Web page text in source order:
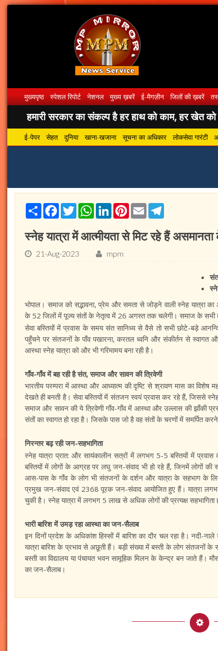
मुख्यपृष्ठ स्पेशल रिपोर्ट नेशनल मुख्य ख़बरें ई-मैगज़ीन जिलों की ख़बरें
हमारी सरकार का संकल्प है हर हाथ को काम, हर खेत को
ई-पेपर सेहत दुनिया खाना-खजाना सूचना का अधिकार लोकसेवा गारंटी
ShareFacebook
TwitterWhatsApp
LinkedInPinterest
Email
स्नेह यात्रा में आत्मीयता से मिट रहे हैं
21-Aug-2023 mpm
भोपाल। समाज को सद्भावना, प्रेम और समता से जोड़ने वाली स्नेह यात्रा
के 52 जिलों में पूज्य संतों के नेतृत्व में 26 अगस्त तक चलेगी। समाज के सभी
सेवा बस्तियों में प्रवास के समय संत सानिध्य से वैसे तो सभी छोटे-बड़े
पहुँचने पर संतजनों के पाँव पखारना, करतल ध्वनि और संकीर्तन से स्वागत
आस्था स्नेह यात्रा को और भी गरिमामय बना रही है।
गाँव-गाँव में बह रही है संत, समाज और सावन की त्रिवेणी
भारतीय परम्परा में आस्था और आध्यात्म की दृष्टि से श्रावण मास का
देखते ही बनती है। सेवा बस्तियों में संतजन स्वयं प्रवास कर रहे हैं, जिससे
समाज और सावन की ये त्रिवेणी गाँव-गाँव में आस्था और उल्लास की झाँकी
संतों का स्वागत हो रहा है। जिसके पास जो है वह संतों के चरणों में समर्पित
निरन्तर बढ़ रही जन-सहभागिता
स्नेह यात्रा प्रात: और सायंकालीन सत्रों में लगभग 5-5 बस्तियों में
बस्तियों में लोगों के आग्रह पर लघु जन-संवाद भी हो रहे हैं, जिनमें लोगों की
आस-पास के गाँव के लोग भी संतजनों के दर्शन और यात्रा के सहभाग के
प्रमुख जन-संवाद एवं 2368 पूरक जन-संवाद आयोजित हुए हैं। यात्रा
चुकी है। स्नेह यात्रा में लगभग 5 लाख से अधिक लोगों की प्रत्यक्ष सहभागिता
भारी बारिश में उमड़ रहा आस्था का जन-सैलाब
इन दिनों प्रदेश के अधिकांश हिस्सों में बारिश का दौर चल रहा है। नदी-
यात्रा बारिश के प्रभाव से अछूती हैं। बड़ी संख्या में बस्ती के लोग संतजनों
बस्ती का विद्यालय या पंचायत भवन सामूहिक मिलन के केन्द्र बन जाते हैं।
का जन-सैलाब।